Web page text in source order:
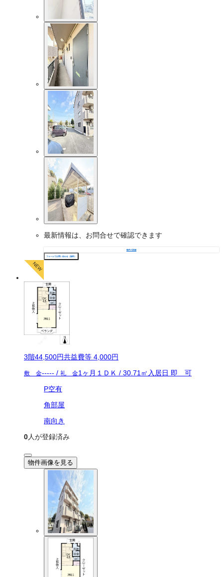
最新情報は、お問合せで確認できます
物件の詳細
フォームでお問い合わせ（無料）
3階44,500円共益費等 4,000円
敷 金----- / 礼 金1ヶ月 １ＤＫ / 30.71 ㎡ 入居日 即 可
P空有
角部屋
南向き
0人が登録済み
物件画像を見る